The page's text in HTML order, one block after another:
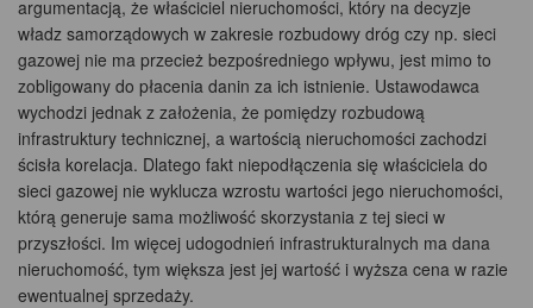
argumentacją, że właściciel nieruchomości, który na decyzje
władz samorządowych w zakresie rozbudowy dróg czy np. sieci
gazowej nie ma przecież bezpośredniego wpływu, jest mimo to
zobligowany do płacenia danin za ich istnienie. Ustawodawca
wychodzi jednak z założenia, że pomiędzy rozbudową
infrastruktury technicznej, a wartością nieruchomości zachodzi
ścisła korelacja. Dlatego fakt niepodłączenia się właściciela do
sieci gazowej nie wyklucza wzrostu wartości jego nieruchomości,
którą generuje sama możliwość skorzystania z tej sieci w
przyszłości. Im więcej udogodnień infrastrukturalnych ma dana
nieruchomość, tym większa jest jej wartość i wyższa cena w razie
ewentualnej sprzedaży.